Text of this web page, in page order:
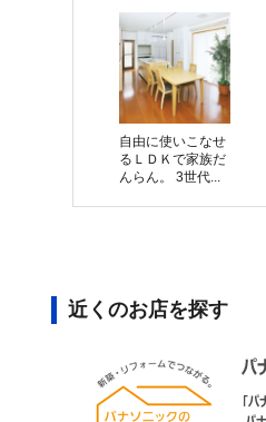
自由に使いこなせ
るＬＤＫで家族だ
んらん。 3世代...
近くのお店を探す